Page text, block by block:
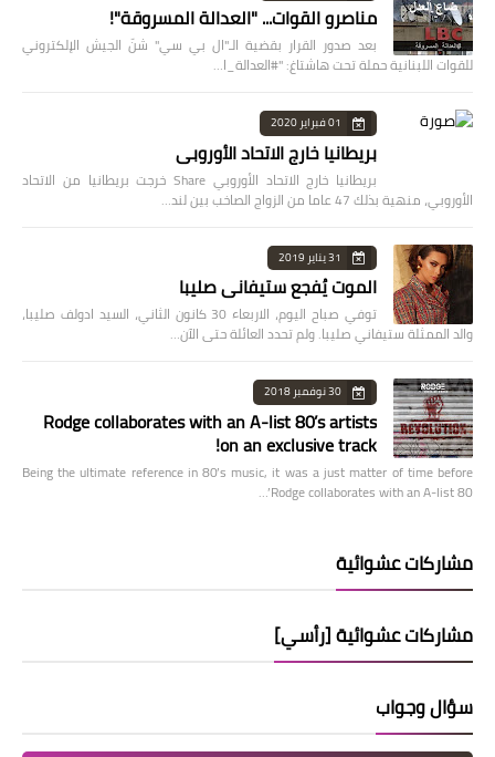
مناصرو القوات... "العدالة المسروقة"!
بعد صدور القرار بقضية الـ"ال بي سي" شنّ الجيش الإلكتروني
للقوات اللبنانية حملة تحت هاشتاغ: "#العدالة_ا…
01 فبراير 2020
بريطانيا خارج الاتحاد الأوروبي
بريطانيا خارج الاتحاد الأوروبي Share خرجت بريطانيا من الاتحاد
الأوروبي، منهية بذلك 47 عاما من الزواج الصاخب بين لند…
31 يناير 2019
الموت يُفجع ستيفاني صليبا
توفي صباح اليوم، الاربعاء 30 كانون الثاني، السيد ادولف صليبا،
والد الممثلة ستيفاني صليبا. ولم تحدد العائلة حتى الآن…
30 نوفمبر 2018
Rodge collaborates with an A-list 80’s artists
on an exclusive track!
Being the ultimate reference in 80’s music, it was a just matter of time before
Rodge collaborates with an A-list 80’…
مشاركات عشوائية
مشاركات عشوائية [رأسي]
سؤال وجواب